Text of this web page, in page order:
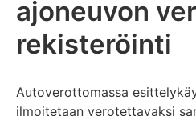
ajoneuvon
rekisteröinti
Autoverottomassa
ilmoitetaan verotettavaksi